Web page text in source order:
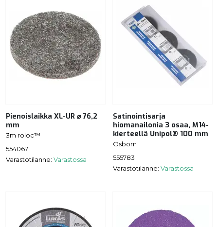
Pienoislaikka XL-UR ⌀ 76,2
mm
3m roloc™
554067
Varastotilanne: Varastossa
Satinointisarja
hiomanailonia 3 osaa, M14-
kierteellä Unipol® 100 mm
Osborn
555783
Varastotilanne: Varastossa